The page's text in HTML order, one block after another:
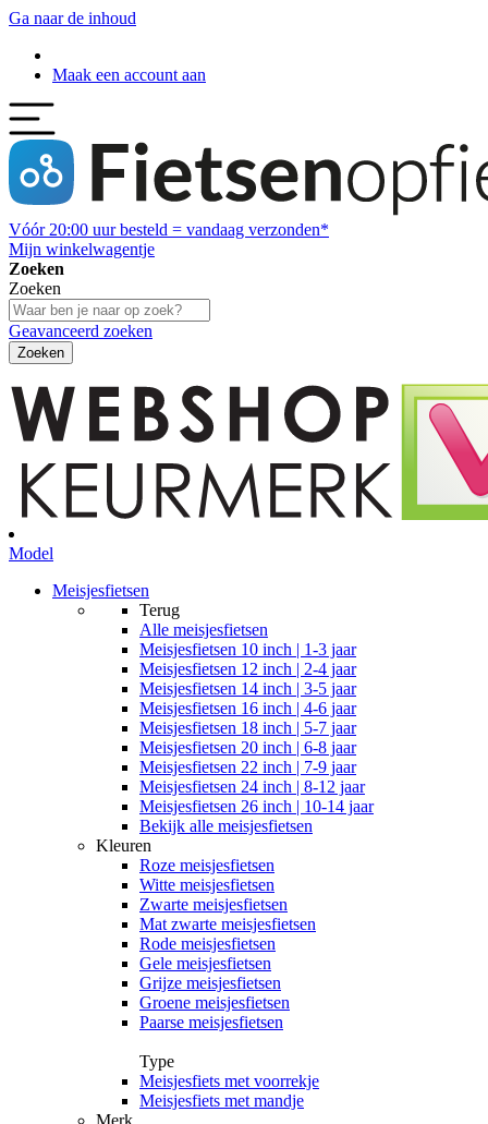
Ga naar de inhoud
Maak een account aan
Vóór 20:00 uur besteld = vandaag verzonden*
Mijn winkelwagentje
Zoeken
Zoeken
Geavanceerd zoeken
Zoeken
Model
Meisjesfietsen
Terug
Alle meisjesfietsen
Meisjesfietsen 10 inch | 1-3 jaar
Meisjesfietsen 12 inch | 2-4 jaar
Meisjesfietsen 14 inch | 3-5 jaar
Meisjesfietsen 16 inch | 4-6 jaar
Meisjesfietsen 18 inch | 5-7 jaar
Meisjesfietsen 20 inch | 6-8 jaar
Meisjesfietsen 22 inch | 7-9 jaar
Meisjesfietsen 24 inch | 8-12 jaar
Meisjesfietsen 26 inch | 10-14 jaar
Bekijk alle meisjesfietsen
Kleuren
Roze meisjesfietsen
Witte meisjesfietsen
Zwarte meisjesfietsen
Mat zwarte meisjesfietsen
Rode meisjesfietsen
Gele meisjesfietsen
Grijze meisjesfietsen
Groene meisjesfietsen
Paarse meisjesfietsen
Type
Meisjesfiets met voorrekje
Meisjesfiets met mandje
Merk